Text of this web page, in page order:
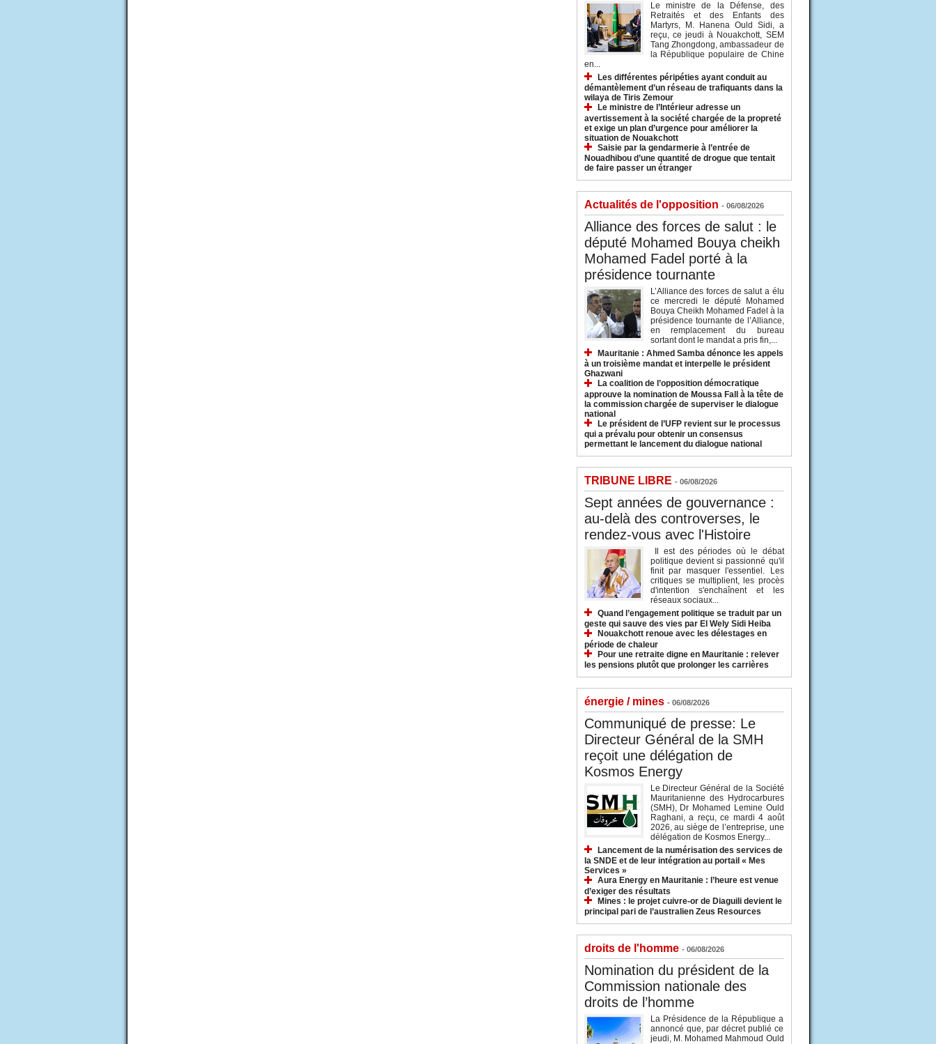
Le ministre de la Défense, des
Retraités et des Enfants des
Martyrs, M. Hanena Ould Sidi, a
reçu, ce jeudi à Nouakchott, SEM
Tang Zhongdong, ambassadeur de
la République populaire de Chine
en...
Les différentes péripéties ayant conduit au
démantèlement d’un réseau de trafiquants dans la
wilaya de Tiris Zemour
Le ministre de l’Intérieur adresse un
avertissement à la société chargée de la propreté
et exige un plan d’urgence pour améliorer la
situation de Nouakchott
Saisie par la gendarmerie à l’entrée de
Nouadhibou d’une quantité de drogue que tentait
de faire passer un étranger
Actualités de l'opposition - 06/08/2026
Alliance des forces de salut : le
député Mohamed Bouya cheikh
Mohamed Fadel porté à la
présidence tournante
L’Alliance des forces de salut a élu
ce mercredi le député Mohamed
Bouya Cheikh Mohamed Fadel à la
présidence tournante de l’Alliance,
en remplacement du bureau
sortant dont le mandat a pris fin,...
Mauritanie : Ahmed Samba dénonce les appels
à un troisième mandat et interpelle le président
Ghazwani
La coalition de l’opposition démocratique
approuve la nomination de Moussa Fall à la tête de
la commission chargée de superviser le dialogue
national
Le président de l’UFP revient sur le processus
qui a prévalu pour obtenir un consensus
permettant le lancement du dialogue national
TRIBUNE LIBRE - 06/08/2026
Sept années de gouvernance :
au-delà des controverses, le
rendez-vous avec l'Histoire
Il est des périodes où le débat
politique devient si passionné qu'il
finit par masquer l'essentiel. Les
critiques se multiplient, les procès
d'intention s'enchaînent et les
réseaux sociaux...
Quand l’engagement politique se traduit par un
geste qui sauve des vies par El Wely Sidi Heiba
Nouakchott renoue avec les délestages en
période de chaleur
Pour une retraite digne en Mauritanie : relever
les pensions plutôt que prolonger les carrières
énergie / mines - 06/08/2026
Communiqué de presse: Le
Directeur Général de la SMH
reçoit une délégation de
Kosmos Energy
Le Directeur Général de la Société
Mauritanienne des Hydrocarbures
(SMH), Dr Mohamed Lemine Ould
Raghani, a reçu, ce mardi 4 août
2026, au siège de l’entreprise, une
délégation de Kosmos Energy...
Lancement de la numérisation des services de
la SNDE et de leur intégration au portail « Mes
Services »
Aura Energy en Mauritanie : l’heure est venue
d’exiger des résultats
Mines : le projet cuivre-or de Diaguili devient le
principal pari de l’australien Zeus Resources
droits de l'homme - 06/08/2026
Nomination du président de la
Commission nationale des
droits de l’homme
La Présidence de la République a
annoncé que, par décret publié ce
jeudi, M. Mohamed Mahmoud Ould